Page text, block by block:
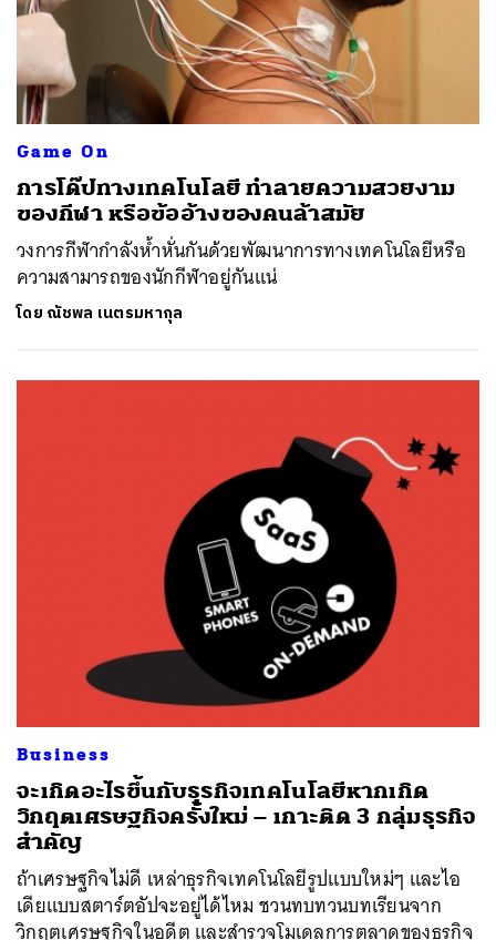
Game On
การโด๊ปทางเทคโนโลยี ทำลายความสวยงาม
ของกีฬา หรือข้ออ้างของคนล้าสมัย
วงการกีฬากำลังห้ำหั่นกันด้วยพัฒนาการทางเทคโนโลยีหรือ
ความสามารถของนักกีฬาอยู่กันแน่
โดย ณัชพล เนตรมหากุล
Business
จะเกิดอะไรขึ้นกับธุรกิจเทคโนโลยีหากเกิด
วิกฤตเศรษฐกิจครั้งใหม่ – เกาะติด 3 กลุ่มธุรกิจ
สำคัญ
ถ้าเศรษฐกิจไม่ดี เหล่าธุรกิจเทคโนโลยีรูปแบบใหม่ๆ และไอ
เดียแบบสตาร์ตอัปจะอยู่ได้ไหม ชวนทบทวนบทเรียนจาก
วิกฤตเศรษฐกิจในอดีต และสำรวจโมเดลการตลาดของธุรกิจ